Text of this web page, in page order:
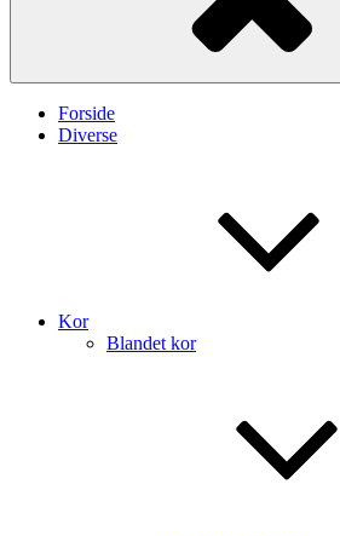
Forside
Diverse
Kor
Blandet kor